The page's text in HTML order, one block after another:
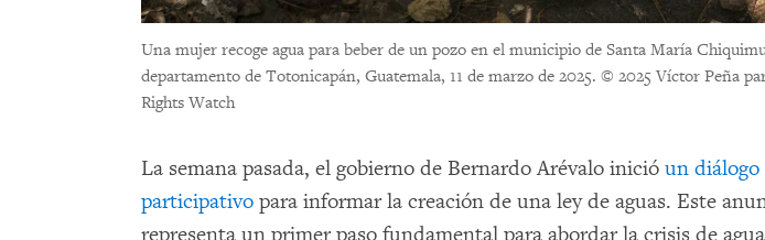
Una mujer recoge agua para beber de un pozo en el municipio de Santa María
departamento de Totonicapán, Guatemala, 11 de marzo de 2025. © 2025 Víctor Peña
Rights Watch
La semana pasada, el gobierno de Bernardo Arévalo inició un diálogo
participativo para informar la creación de una ley de aguas. Este